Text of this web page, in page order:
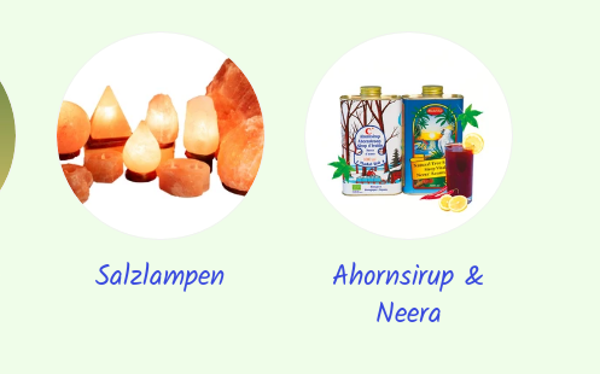
Salzlampen
Ahornsirup &
Neera